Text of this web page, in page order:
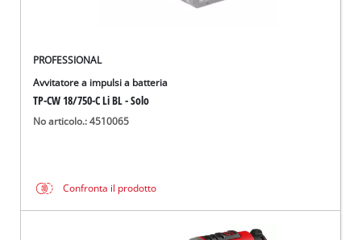
PROFESSIONAL
Avvitatore a impulsi a batteria
TP-CW 18/750-C Li BL - Solo
No articolo.: 4510065
Confronta il prodotto